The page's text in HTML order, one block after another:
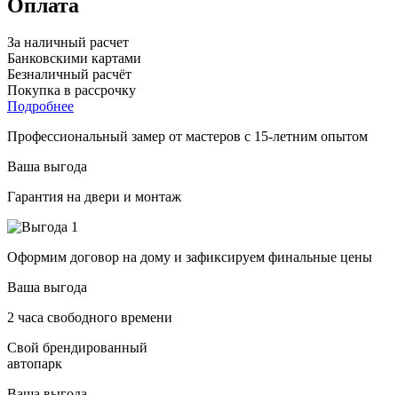
Оплата
За наличный расчет
Банковскими картами
Безналичный расчёт
Покупка в рассрочку
Подробнее
Профессиональный замер от мастеров с 15-летним опытом
Ваша выгода
Гарантия на двери и монтаж
Оформим договор на дому и зафиксируем финальные цены
Ваша выгода
2 часа свободного времени
Свой брендированный
автопарк